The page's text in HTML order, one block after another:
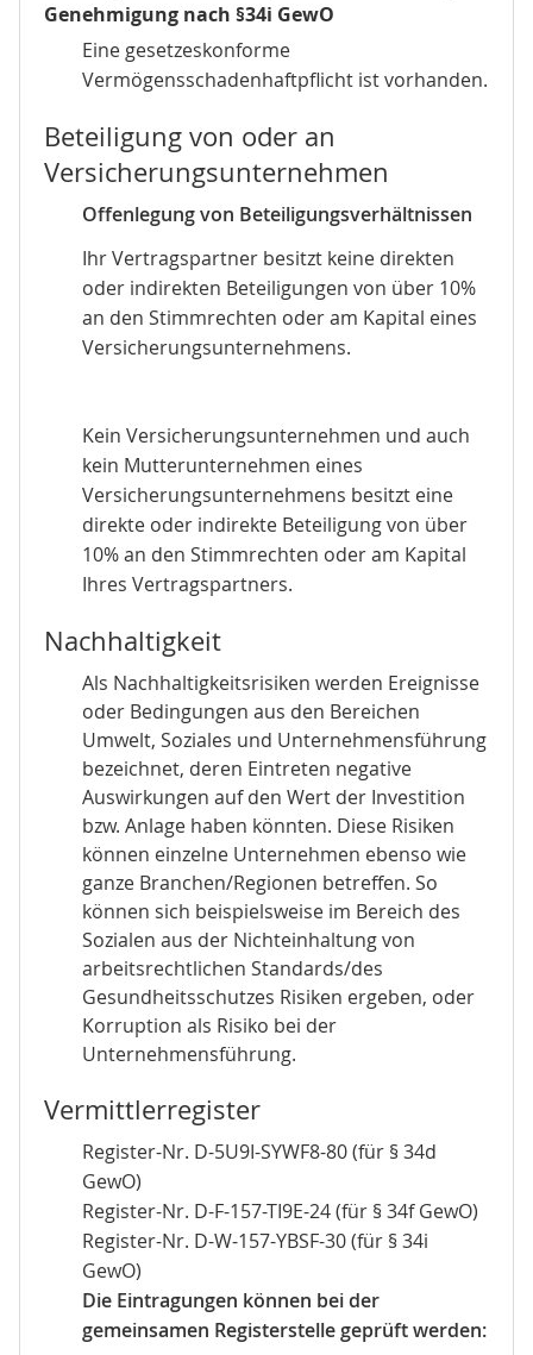
Genehmigung nach §34i GewO
Eine gesetzeskonforme
Vermögensschadenhaftpflicht ist vorhanden.
Beteiligung von oder an
Versicherungsunternehmen
Offenlegung von Beteiligungsverhältnissen
Ihr Vertragspartner besitzt keine direkten
oder indirekten Beteiligungen von über 10%
an den Stimmrechten oder am Kapital eines
Versicherungsunternehmens.
Kein Versicherungsunternehmen und auch
kein Mutterunternehmen eines
Versicherungsunternehmens besitzt eine
direkte oder indirekte Beteiligung von über
10% an den Stimmrechten oder am Kapital
Ihres Vertragspartners.
Nachhaltigkeit
Als Nachhaltigkeitsrisiken werden Ereignisse
oder Bedingungen aus den Bereichen
Umwelt, Soziales und Unternehmensführung
bezeichnet, deren Eintreten negative
Auswirkungen auf den Wert der Investition
bzw. Anlage haben könnten. Diese Risiken
können einzelne Unternehmen ebenso wie
ganze Branchen/Regionen betreffen. So
können sich beispielsweise im Bereich des
Sozialen aus der Nichteinhaltung von
arbeitsrechtlichen Standards/des
Gesundheitsschutzes Risiken ergeben, oder
Korruption als Risiko bei der
Unternehmensführung.
Vermittlerregister
Register-Nr. D-5U9I-SYWF8-80 (für § 34d
GewO)
Register-Nr. D-F-157-TI9E-24 (für § 34f GewO)
Register-Nr. D-W-157-YBSF-30 (für § 34i
GewO)
Die Eintragungen können bei der
gemeinsamen Registerstelle geprüft werden: